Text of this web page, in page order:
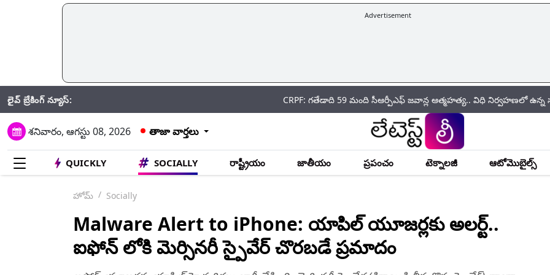
Advertisement
లైవ్ బ్రేకింగ్ న్యూస్: CRPF: గతేడాది 59 మంది సీఆర్పీఎఫ్ జ‌వాన్ల ఆత్మ‌హ‌త్య.. విధి నిర్వహణలో ఉన్న సమయంలోనే
శనివారం, ఆగస్టు 08, 2026 తాజా వార్తలు
QUICKLY SOCIALLY రాష్ట్రీయం జాతీయం ప్రపంచం టెక్నాలజీ ఆటోమొబైల్స్
హోమ్ Socially
Malware Alert to iPhone: యాపిల్‌ యూజర్లకు అలర్ట్‌..
ఐఫోన్‌ లోకి మెర్సినరీ స్పైవేర్‌ చొరబడే ప్రమాదం